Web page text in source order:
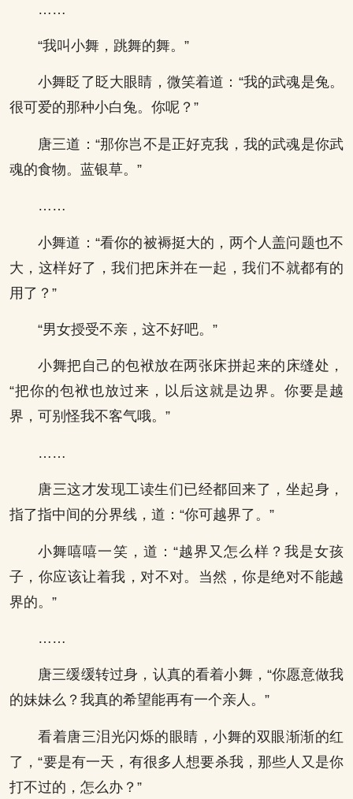
……
“我叫小舞，跳舞的舞。”
小舞眨了眨大眼睛，微笑着道：“我的武魂是兔。
很可爱的那种小白兔。你呢？”
唐三道：“那你岂不是正好克我，我的武魂是你武
魂的食物。蓝银草。”
……
小舞道：“看你的被褥挺大的，两个人盖问题也不
大，这样好了，我们把床并在一起，我们不就都有的
用了？”
“男女授受不亲，这不好吧。”
小舞把自己的包袱放在两张床拼起来的床缝处，
“把你的包袱也放过来，以后这就是边界。你要是越
界，可别怪我不客气哦。”
……
唐三这才发现工读生们已经都回来了，坐起身，
指了指中间的分界线，道：“你可越界了。”
小舞嘻嘻一笑，道：“越界又怎么样？我是女孩
子，你应该让着我，对不对。当然，你是绝对不能越
界的。”
……
唐三缓缓转过身，认真的看着小舞，“你愿意做我
的妹妹么？我真的希望能再有一个亲人。”
看着唐三泪光闪烁的眼睛，小舞的双眼渐渐的红
了，“要是有一天，有很多人想要杀我，那些人又是你
打不过的，怎么办？”